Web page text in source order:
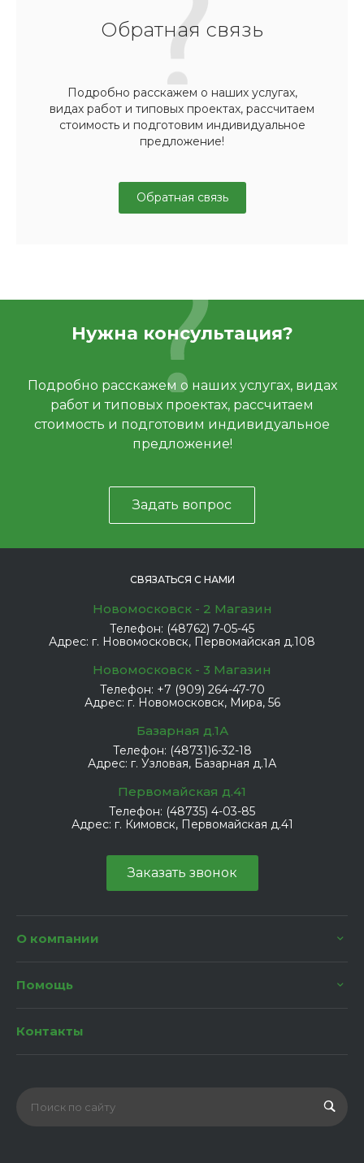
Обратная связь
Подробно расскажем о наших услугах,
видах работ и типовых проектах, рассчитаем
стоимость и подготовим индивидуальное
предложение!
Обратная связь
Нужна консультация?
Подробно расскажем о наших услугах, видах
работ и типовых проектах, рассчитаем
стоимость и подготовим индивидуальное
предложение!
Задать вопрос
СВЯЗАТЬСЯ С НАМИ
Новомосковск - 2 Магазин
Телефон: (48762) 7-05-45
Адрес: г. Новомосковск, Первомайская д.108
Новомосковск - 3 Магазин
Телефон: +7 (909) 264-47-70
Адрес: г. Новомосковск, Мира, 56
Базарная д.1А
Телефон: (48731)6-32-18
Адрес: г. Узловая, Базарная д.1А
Первомайская д.41
Телефон: (48735) 4-03-85
Адрес: г. Кимовск, Первомайская д.41
Заказать звонок
О компании
Помощь
Контакты